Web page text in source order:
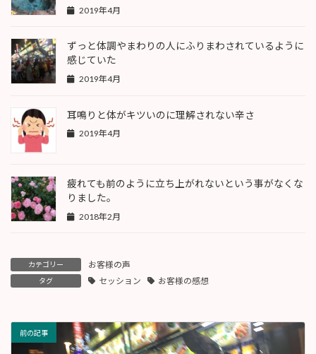
2019年4月
ずっと体調やまわりの人にふりまわされているように
感じていた
2019年4月
耳鳴りと体がキツいのに理解されない辛さ
2019年4月
疲れても前のように立ち上がれないという事がなくな
りました。
2018年2月
カテゴリー お客様の声
タグ セッション お客様の感想
前の記事